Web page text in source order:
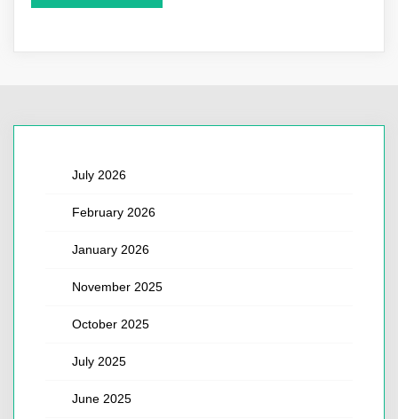
July 2026
February 2026
January 2026
November 2025
October 2025
July 2025
June 2025